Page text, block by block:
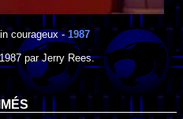
courageux-1987
1987 parJerry Rees.